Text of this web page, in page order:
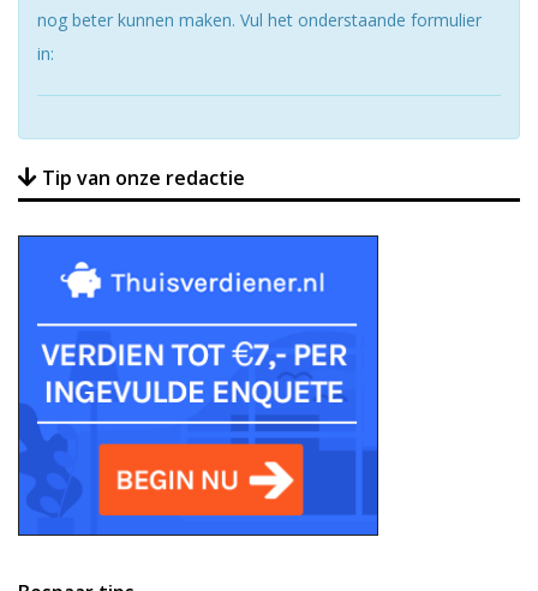
nog beter kunnen maken. Vul het onderstaande formulier
in:
Tip van onze redactie